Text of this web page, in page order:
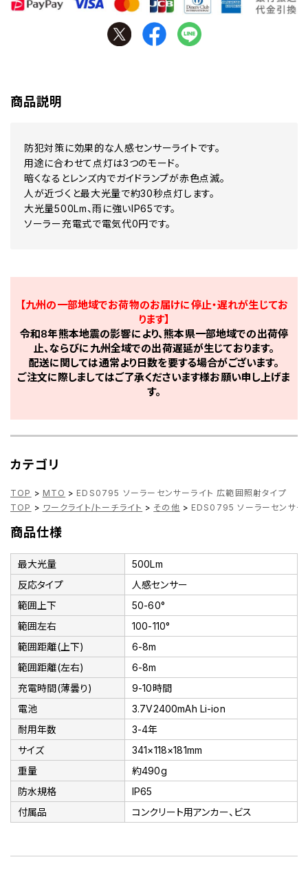
商品説明
防犯対策に効果的な人感センサーライトです。
用途に合わせて点灯は3つのモード。
暗くなるとレンズ内でガイドランプが赤色点滅。
人が近づくと最大光量で約30秒点灯します。
大光量500Lm、雨に強いIP65です。
ソーラー充電式で電気代0円です。
【九州の一部地域でお荷物のお届けに停止・遅れが生じてお
ります】
令和8年熊本地震の影響により、熊本県一部地域での出荷停
止、ならびに九州全域での出荷遅延が生じております。
配送に関しては通常より日数を要する場合がございます。
ご注文に際しましてはご了承くださいます様お願い申し上げま
す。
カテゴリ
TOP > MTO > EDS0795 ソーラーセンサーライト 広範囲照射タイプ
TOP > ワークライト/トーチライト > その他 > EDS0795 ソーラーセンサー
商品仕様
最大光量
500Lm
反応タイプ
人感センサー
範囲上下
50-60°
範囲左右
100-110°
範囲距離(上下)
6-8m
範囲距離(左右)
6-8m
充電時間(薄曇り)
9-10時間
電池
3.7V2400mAh Li-ion
耐用年数
3-4年
サイズ
341×118×181mm
重量
約490g
防水規格
IP65
付属品
コンクリート用アンカー、ビス